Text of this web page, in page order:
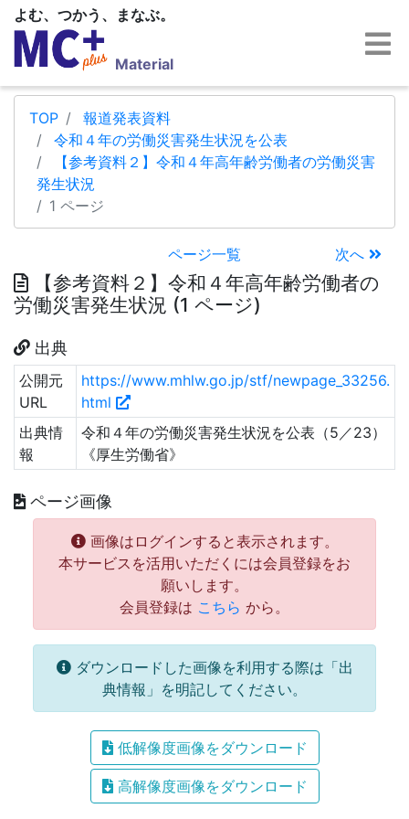
よむ、つかう、まなぶ。
Material
TOP
報道発表資料
令和４年の労働災害発生状況を公表
【参考資料２】令和４年高年齢労働者の労働災害
発生状況
1 ページ
ページ一覧 次へ
【参考資料２】令和４年高年齢労働者の
労働災害発生状況 (1 ページ)
出典
公開元
URL
https://www.mhlw.go.jp/stf/newpage_33256.
html
出典情
報
令和４年の労働災害発生状況を公表（5／23）
《厚生労働省》
ページ画像
画像はログインすると表示されます。
本サービスを活用いただくには会員登録をお
願いします。
会員登録は こちら から。
ダウンロードした画像を利用する際は「出
典情報」を明記してください。
低解像度画像をダウンロード
高解像度画像をダウンロード